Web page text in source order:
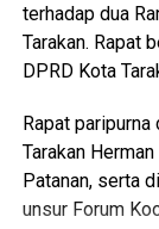
publik di Kota
(Adv/Mandu)
Bagikan
WhatsApp
terhadap dua
Tarakan. Rapat
DPRD Kota
Rapat
Tarakan
Patanan, serta
unsur Forum